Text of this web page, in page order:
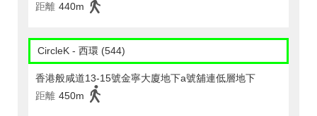
距離 440m
CircleK - 西環 (544)
香港般咸道13-15號金寧大廈地下a號舖連低層地下
距離 450m